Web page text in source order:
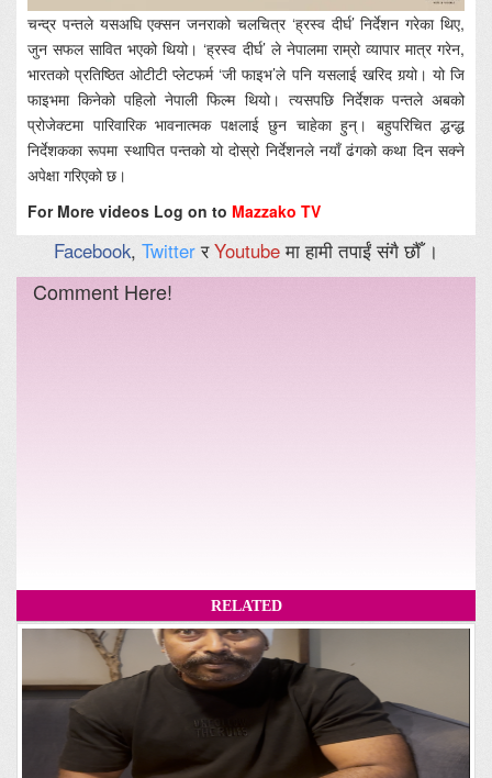
चन्द्र पन्तले यसअघि एक्सन जनराको चलचित्र ‘ह्रस्व दीर्घ’ निर्देशन गरेका थिए,
जुन सफल सावित भएको थियो। ‘ह्रस्व दीर्घ’ ले नेपालमा राम्रो व्यापार मात्र गरेन,
भारतको प्रतिष्ठित ओटीटी प्लेटफर्म ‘जी फाइभ’ले पनि यसलाई खरिद गर्‍यो। यो जि
फाइभमा किनेको पहिलो नेपाली फिल्म थियो। त्यसपछि निर्देशक पन्तले अबको
प्रोजेक्टमा पारिवारिक भावनात्मक पक्षलाई छुन चाहेका हुन्। बहुपरिचित द्धन्द्ध
निर्देशकका रूपमा स्थापित पन्तको यो दोस्रो निर्देशनले नयाँ ढंगको कथा दिन सक्ने
अपेक्षा गरिएको छ।
For More videos Log on to Mazzako TV
Facebook, TwitterरYoutubeमा हामी तपाईं संगै छौँ ।
Comment Here!
RELATED